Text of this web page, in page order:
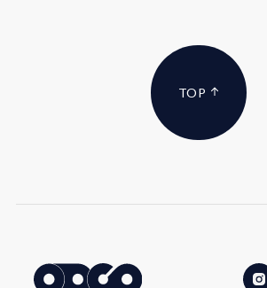
TOP